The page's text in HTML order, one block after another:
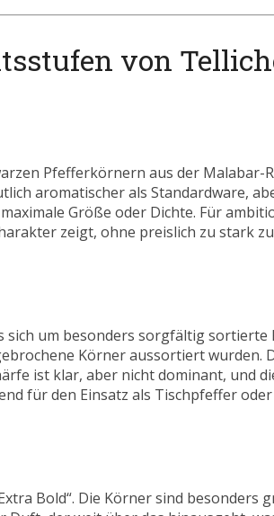
von
Pfefferkörnern aus der Malabar-
aromatischer als Standardware,
Größe oder Dichte. Für
zeigt, ohne preislich zu stark
sich um besonders sorgfältig
Körner aussortiert wurden.
ist klar, aber nicht dominant, und
für den Einsatz als Tischpfeffer oder
Bold“. Die Körner sind besonders